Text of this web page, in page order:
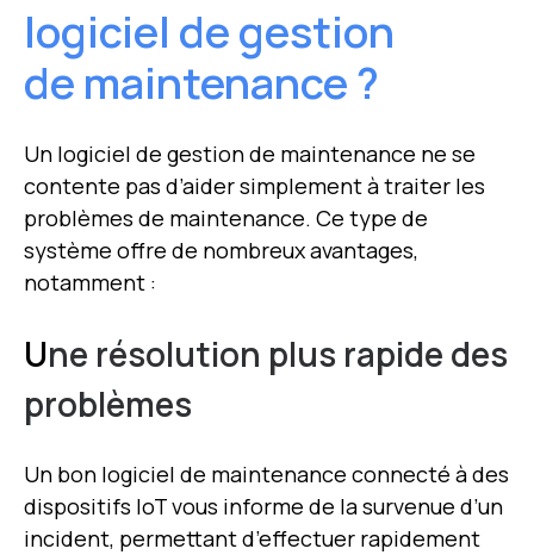
logiciel de gestion
de maintenance ?
Un logiciel de gestion de maintenance ne se
contente pas d’aider simplement à traiter les
problèmes de maintenance. Ce type de
système offre de nombreux avantages,
notamment :
Une résolution plus rapide des
problèmes
Un bon logiciel de maintenance connecté à des
dispositifs IoT vous informe de la survenue d’un
incident, permettant d’effectuer rapidement